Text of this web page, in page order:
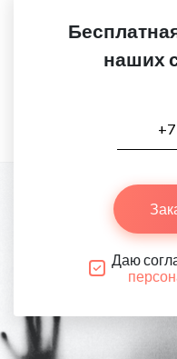
наших
Даю